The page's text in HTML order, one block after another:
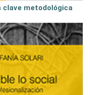
clave metodológica